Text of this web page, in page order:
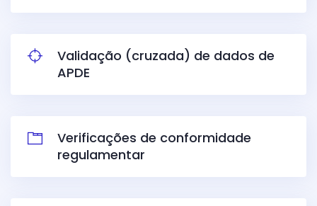
Validação (cruzada) de dados de
APDE
Verificações de conformidade
regulamentar